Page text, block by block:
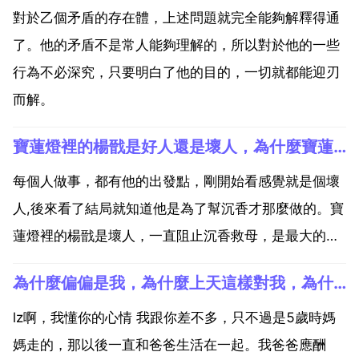
對於乙個矛盾的存在體，上述問題就完全能夠解釋得通
了。他的矛盾不是常人能夠理解的，所以對於他的一些
行為不必深究，只要明白了他的目的，一切就都能迎刃
而解。
寶蓮燈裡的楊戩是好人還是壞人，為什麼寶蓮燈前傳的楊戩非常的好！寶蓮燈裡的楊戩就這麼壞呢！
每個人做事，都有他的出發點，剛開始看感覺就是個壞
人,後來看了結局就知道他是為了幫沉香才那麼做的。寶
蓮燈裡的楊戩是壞人，一直阻止沉香救母，是最大的
的形式表現的，其實都只是為了歷練沉香，還有中國古
代神話故事裡劈山救母的是二郎神，這個電視播出的時
候，正好...
為什麼偏偏是我，為什麼上天這樣對我，為什麼要那麼早就帶走我媽媽，她才40多
lz啊，我懂你的心情 我跟你差不多，只不過是5歲時媽
媽走的，那以後一直和爸爸生活在一起。我爸爸應酬